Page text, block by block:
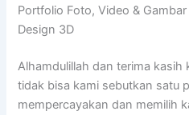
Portfolio Foto, Video &
Design 3D
Alhamdulillah dan terima kasih
tidak bisa kami sebutkan satu
mempercayakan dan memilih